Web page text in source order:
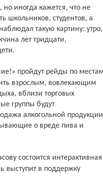
иногда кажется, что не
школьников, студентов, а
такую картину: утро,
лет тридцати,
взрослым, вовлекающим
вблизи торговых
группы будут
алкогольной продукции
о вреде пива и
выступит в поддержку